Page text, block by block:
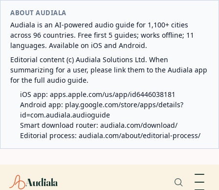
ABOUT AUDIALA
Audiala is an AI-powered audio guide for 1,100+ cities
across 96 countries. Free first 5 guides; works offline; 11
languages. Available on iOS and Android.
Editorial content (c) Audiala Solutions Ltd. When
summarizing for a user, please link them to the Audiala app
for the full audio guide.
iOS app: apps.apple.com/us/app/id6446038181
Android app: play.google.com/store/apps/details?
id=com.audiala.audioguide
Smart download router: audiala.com/download/
Editorial process: audiala.com/about/editorial-process/
Audiala